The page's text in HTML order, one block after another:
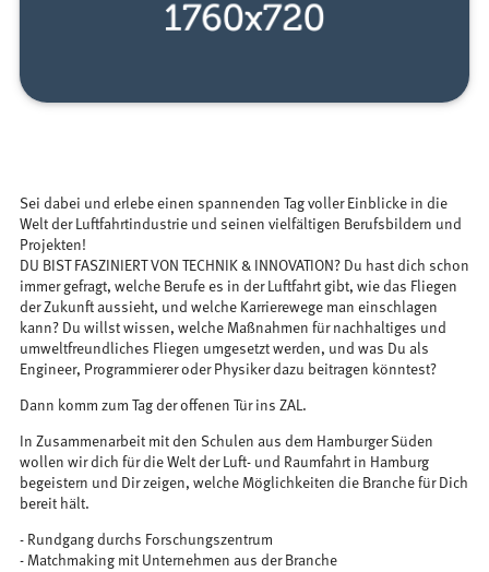
Sei dabei und erlebe einen spannenden Tag voller Einblicke in die
Welt der Luftfahrtindustrie und seinen vielfältigen Berufsbildern und
Projekten!
DU BIST FASZINIERT VON TECHNIK & INNOVATION? Du hast dich schon
immer gefragt, welche Berufe es in der Luftfahrt gibt, wie das Fliegen
der Zukunft aussieht, und welche Karrierewege man einschlagen
kann? Du willst wissen, welche Maßnahmen für nachhaltiges und
umweltfreundliches Fliegen umgesetzt werden, und was Du als
Engineer, Programmierer oder Physiker dazu beitragen könntest?
Dann komm zum Tag der offenen Tür ins ZAL.
In Zusammenarbeit mit den Schulen aus dem Hamburger Süden
wollen wir dich für die Welt der Luft- und Raumfahrt in Hamburg
begeistern und Dir zeigen, welche Möglichkeiten die Branche für Dich
bereit hält.
- Rundgang durchs Forschungszentrum
- Matchmaking mit Unternehmen aus der Branche